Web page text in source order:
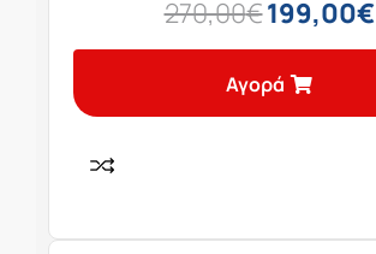
270,00€199,00€
Αγορά